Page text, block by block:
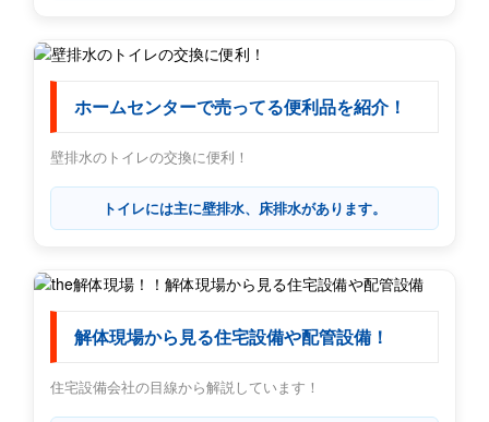
ホームセンターで売ってる便利品を紹介！
壁排水のトイレの交換に便利！
トイレには主に壁排水、床排水があります。
解体現場から見る住宅設備や配管設備！
住宅設備会社の目線から解説しています！